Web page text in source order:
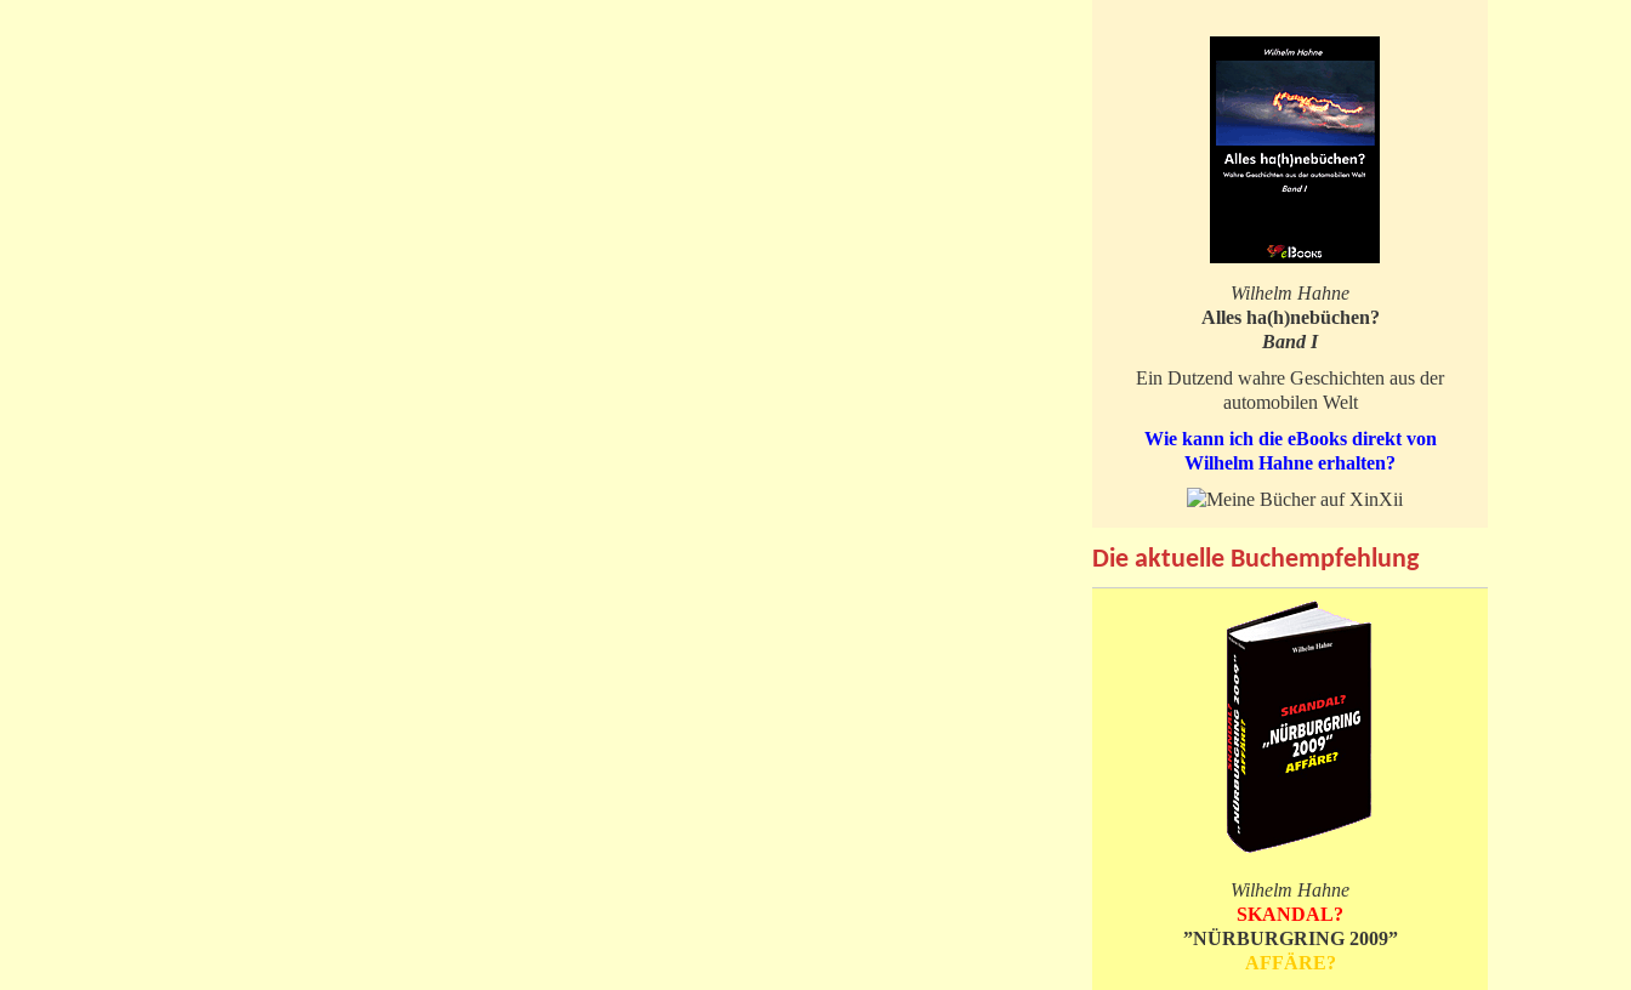
Wilhelm Hahne
Alles ha(h)nebüchen?
Band I
Ein Dutzend wahre Geschichten aus der
automobilen Welt
Wie kann ich die eBooks direkt von
Wilhelm Hahne erhalten?
Die aktuelle Buchempfehlung
Wilhelm Hahne
SKANDAL?
”NÜRBURGRING 2009”
AFFÄRE?